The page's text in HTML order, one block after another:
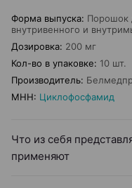
Форма выпуска: Порошок
внутривенного и
Дозировка: 200 мг
Кол-во в упаковке: 10 шт.
Производитель:
МНН: Циклофосфамид
Что из себя
применяют